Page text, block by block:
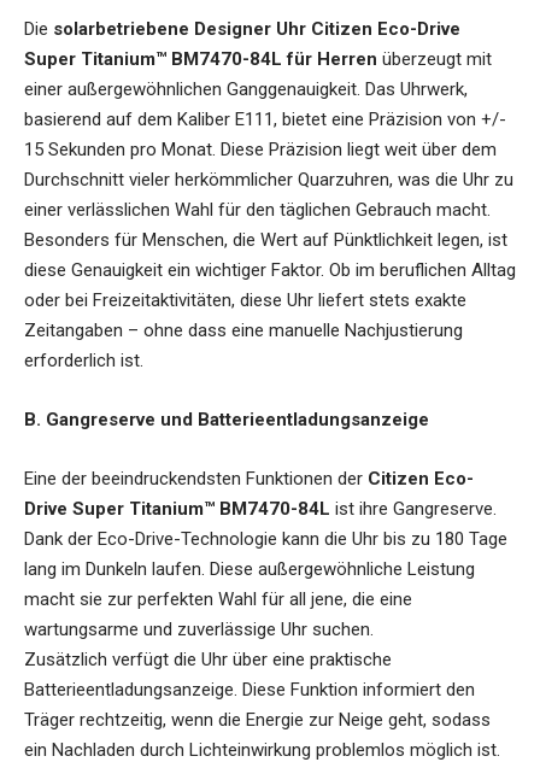
Die solarbetriebene Designer Uhr Citizen Eco-Drive
Super Titanium™ BM7470-84L für Herren überzeugt mit
einer außergewöhnlichen Ganggenauigkeit. Das Uhrwerk,
basierend auf dem Kaliber E111, bietet eine Präzision von +/-
15 Sekunden pro Monat. Diese Präzision liegt weit über dem
Durchschnitt vieler herkömmlicher Quarzuhren, was die Uhr zu
einer verlässlichen Wahl für den täglichen Gebrauch macht.
Besonders für Menschen, die Wert auf Pünktlichkeit legen, ist
diese Genauigkeit ein wichtiger Faktor. Ob im beruflichen Alltag
oder bei Freizeitaktivitäten, diese Uhr liefert stets exakte
Zeitangaben – ohne dass eine manuelle Nachjustierung
erforderlich ist.
B. Gangreserve und Batterieentladungsanzeige
Eine der beeindruckendsten Funktionen der Citizen Eco-
Drive Super Titanium™ BM7470-84L ist ihre Gangreserve.
Dank der Eco-Drive-Technologie kann die Uhr bis zu 180 Tage
lang im Dunkeln laufen. Diese außergewöhnliche Leistung
macht sie zur perfekten Wahl für all jene, die eine
wartungsarme und zuverlässige Uhr suchen.
Zusätzlich verfügt die Uhr über eine praktische
Batterieentladungsanzeige. Diese Funktion informiert den
Träger rechtzeitig, wenn die Energie zur Neige geht, sodass
ein Nachladen durch Lichteinwirkung problemlos möglich ist.